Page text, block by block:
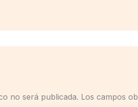
no será publicada. Los campos